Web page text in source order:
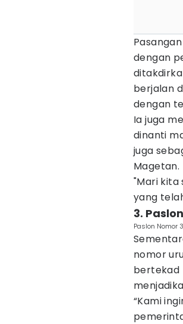
dengan
berjalan
dengan
Ia juga
dinanti
juga
Magetan.
"Mari kita
yang
3.
Paslon Nomor
nomor
bertekad
“Kami